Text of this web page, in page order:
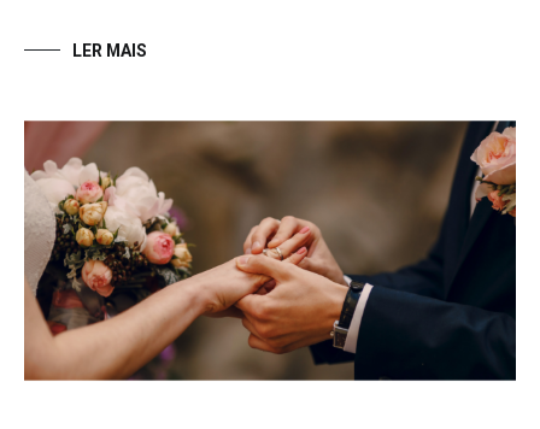
LER MAIS